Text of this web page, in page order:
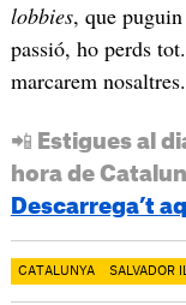
lobbies, que
passió, ho perds
marcarem nosaltres.
📲 Estigues al
hora de
Descarrega’t
CATALUNYA SALVADOR